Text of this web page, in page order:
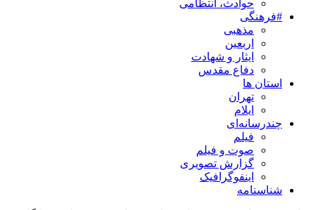
حوادث، انتظامی
#فرهنگی
مذهبی
اربعین
ایثار و شهادت
دفاع مقدس
استان ها
تهران
ایلام
چندرسانه‌ای
فیلم
صوت و فیلم
گزارش تصویری
اینفوگرافیک
شناسنامه